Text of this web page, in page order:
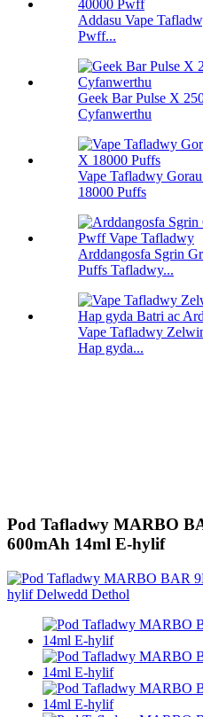
Addasu Vape
Pwff...
Geek Bar Pulse X
Cyfanwerthu
Vape Tafladwy
18000 Puffs
Arddangosfa Sgrin
Puffs Tafladwy...
Vape Tafladwy
Hap gyda...
Pod Tafladwy MARBO
600mAh 14ml E-hylif